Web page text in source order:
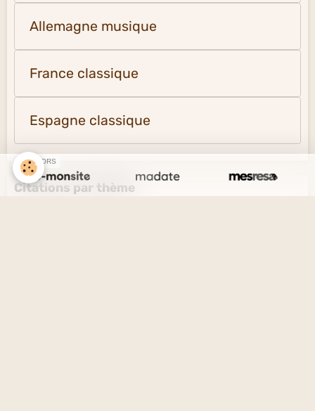
Allemagne musique
France classique
Espagne classique
Citations par thème
SPONSORS